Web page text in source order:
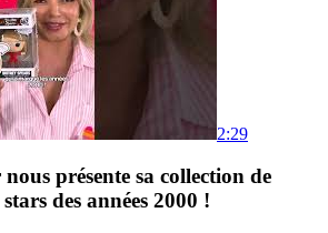
2:29
présente sa collection de
des années 2000 !